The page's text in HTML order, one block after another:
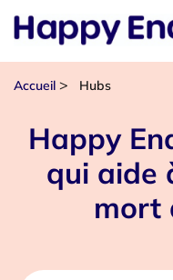
Accueil > Hubs
Happy
qui aide
mort